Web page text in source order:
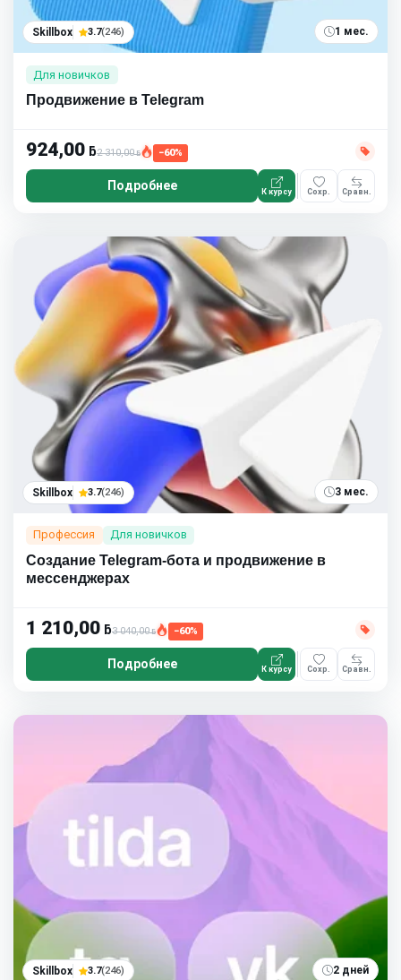
Skillbox 3.7(246) 1 мес.
Для новичков
Продвижение в Telegram
924,00 ƃ2 310,00ƃ −60%
Подробнее К курсу Сохр. Сравн.
Skillbox 3.7(246) 3 мес.
Профессия Для новичков
Создание Telegram-бота и продвижение в
мессенджерах
1 210,00 ƃ3 040,00ƃ −60%
Подробнее К курсу Сохр. Сравн.
Skillbox 3.7(246) 2 дней